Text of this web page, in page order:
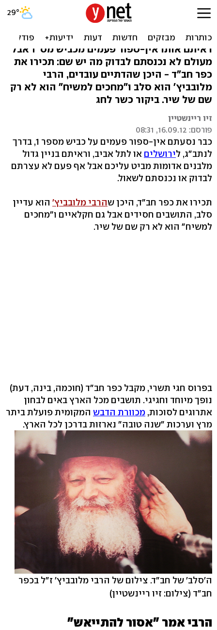
כפר חב"ד: יש מה לראות גם
לפני ימות המשיח
ראיתם אותו אין-ספור פעמים מכביש מס' 1 אבל
מעולם לא נכנסתם לבדוק מה יש שם: תכירו את
כפר חב"ד - היכן שהדתיים עובדים, הרבי
מלובביץ' הוא סלב ו"מחכים למשיח" הוא לא רק
שם של שיר. ביקור כשר לחג
זיו ריינשטיין
פורסם: 16.09.12, 08:31
כבר נסעתם אין-ספור פעמים על כביש מספר 1, בדרך
לנתב"ג, לירושלים או לתל אביב, וראיתם בניין גדול
מלבנים אדומות מביט עליכם אבל אף פעם לא עצרתם
לבדוק או נכנסתם לשאול.
תכירו את כפר חב"ד, היכן שהרבי מלובביץ' הוא עדיין
סלב, התושבים חסידים אבל גם חקלאיים ו"מחכים
למשיח" הוא לא רק שם של שיר.
בפרוס חגי תשרי, מקבל כפר חב"ד (חוכמה, בינה, דעת)
נופך מיוחד וחגיגי. תושבים מכל הארץ באים לבחון
אתרוגים לסוכות, מכוורת הדבש המקומית פועלת ביתר
מרץ וערכות "שנה טובה" נארזות בדרכן לכל הארץ.
ה'סלב' של חב"ד. צילום של הרבי מלובביץ' ז"ל בכפר
חב"ד (צילום: זיו ריינשטיין)
הרבי אמר "אסור להתייאש"